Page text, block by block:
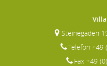
Steinegaden
Telefon +49
Fax +49